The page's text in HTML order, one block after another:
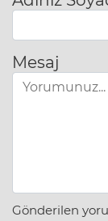
Mesaj
Gönderilen